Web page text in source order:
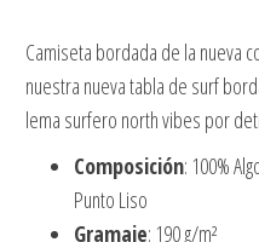
Camiseta bordada de la nueva
nuestra nueva tabla de surf
lema surfero north vibes por
Composición: 100%
Punto Liso
Gramaje: 190 g/m²